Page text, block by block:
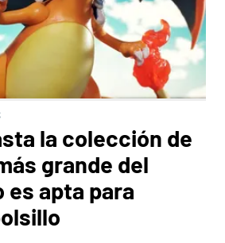
la colección de
grande del
es apta para